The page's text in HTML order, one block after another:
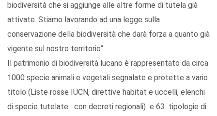
biodiversità che si aggiunge alle altre forme di tutela già
attivate. Stiamo lavorando ad una legge sulla
conservazione della biodiversità che darà forza a quanto già
vigente sul nostro territorio”.
Il patrimonio di biodiversità lucano è rappresentato da circa
1000 specie animali e vegetali segnalate e protette a vario
titolo (Liste rosse IUCN, direttive habitat e uccelli, elenchi
di specie tutelate con decreti regionali) e 63 tipologie di